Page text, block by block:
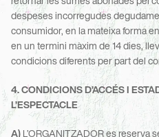
despeses incorregudes
consumidor, en la mateixa forma
en un termini màxim de 14 dies,
condicions diferents per part del
4. CONDICIONS D’ACCÉS I
L’ESPECTACLE
A) L’ORGANITZADOR es reserva